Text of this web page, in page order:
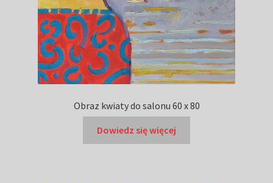
Obraz kwiaty do salonu 60 x 80
Dowiedz się więcej